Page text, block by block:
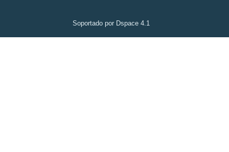
Soportado por Dspace 4.1